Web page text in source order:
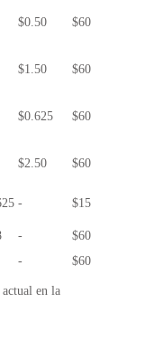
$0.50 $60
$1.50 $60
$0.625 $60
$2.50 $60
-
$15
-
$60
- $60
en la